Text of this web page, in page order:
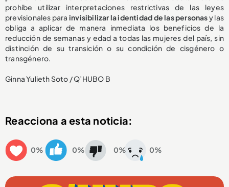
prohibe utilizar interpretaciones restrictivas de las leyes
previsionales para invisibilizar la identidad de las personasy las
obliga a aplicar de manera inmediata los beneficios de la
reducción de semanas y edad a todas las mujeres del país, sin
distinción de su transición o su condición de cisgénero o
transgénero.
Ginna Yulieth Soto / Q’HUBO B
Reacciona a esta noticia:
0% 0% 0% 0%